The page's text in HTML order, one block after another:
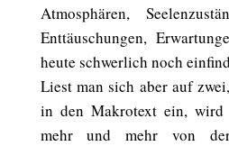
Atmosphären,
Enttäuschungen,
heute schwerlich noch
Liest man sich aber auf
in den Makrotext ein, wird
mehr und mehr von der